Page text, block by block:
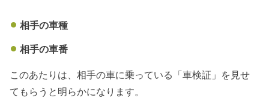
相手の車種
相手の車番
このあたりは、相手の車に乗っている「車検証」を見せ
てもらうと明らかになります。